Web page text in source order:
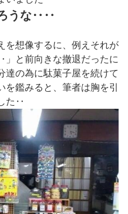
うな‥‥
を想像するに、例えそれが
」と前向きな撤退だったに
達の為に駄菓子屋を続けて
鑑みると、筆者は胸を引
た‥